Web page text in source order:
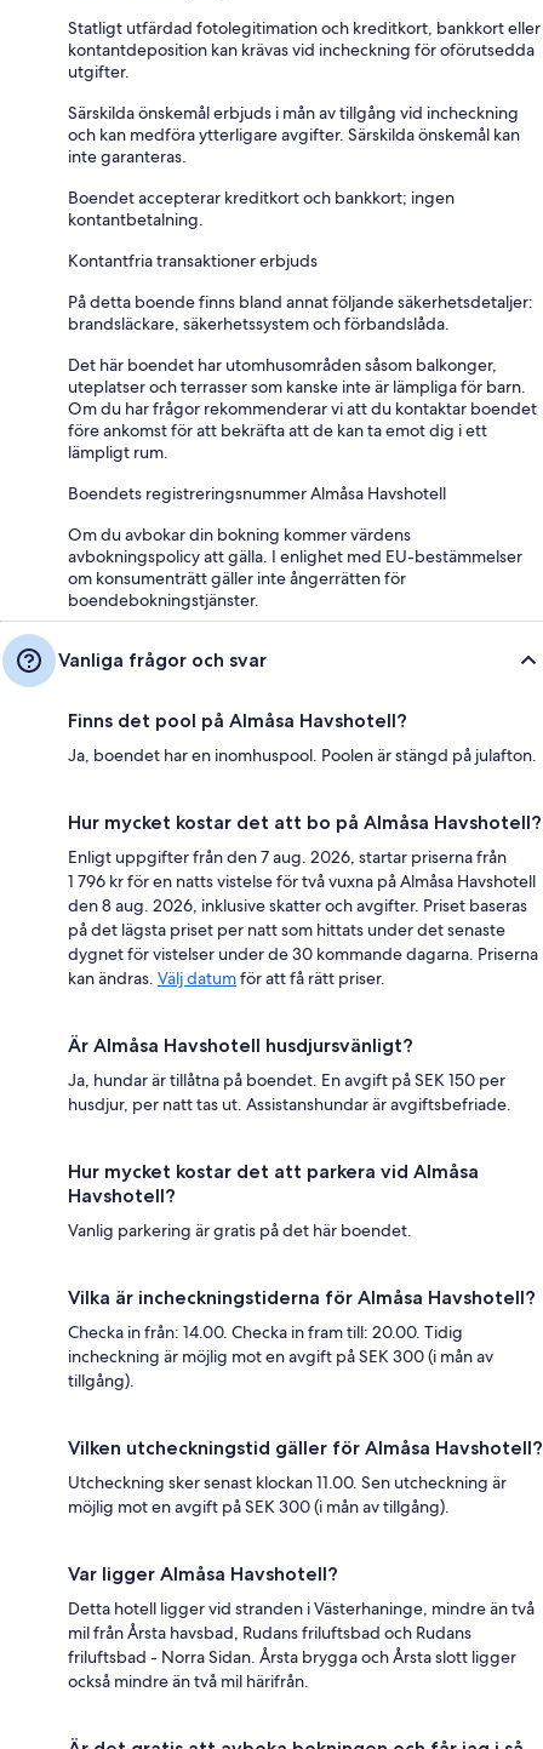
Statligt utfärdad fotolegitimation och kreditkort, bankkort eller
kontantdeposition kan krävas vid incheckning för oförutsedda
utgifter.
Särskilda önskemål erbjuds i mån av tillgång vid incheckning
och kan medföra ytterligare avgifter. Särskilda önskemål kan
inte garanteras.
Boendet accepterar kreditkort och bankkort; ingen
kontantbetalning.
Kontantfria transaktioner erbjuds
På detta boende finns bland annat följande säkerhetsdetaljer:
brandsläckare, säkerhetssystem och förbandslåda.
Det här boendet har utomhusområden såsom balkonger,
uteplatser och terrasser som kanske inte är lämpliga för barn.
Om du har frågor rekommenderar vi att du kontaktar boendet
före ankomst för att bekräfta att de kan ta emot dig i ett
lämpligt rum.
Boendets registreringsnummer Almåsa Havshotell
Om du avbokar din bokning kommer värdens
avbokningspolicy att gälla. I enlighet med EU-bestämmelser
om konsumenträtt gäller inte ångerrätten för
boendebokningstjänster.
Vanliga frågor och svar
Finns det pool på Almåsa Havshotell?
Ja, boendet har en inomhuspool. Poolen är stängd på julafton.
Hur mycket kostar det att bo på Almåsa Havshotell?
Enligt uppgifter från den 7 aug. 2026, startar priserna från
1 796 kr för en natts vistelse för två vuxna på Almåsa Havshotell
den 8 aug. 2026, inklusive skatter och avgifter. Priset baseras
på det lägsta priset per natt som hittats under det senaste
dygnet för vistelser under de 30 kommande dagarna. Priserna
kan ändras. Välj datumför att få rätt priser.
Är Almåsa Havshotell husdjursvänligt?
Ja, hundar är tillåtna på boendet. En avgift på SEK 150 per
husdjur, per natt tas ut. Assistanshundar är avgiftsbefriade.
Hur mycket kostar det att parkera vid Almåsa
Havshotell?
Vanlig parkering är gratis på det här boendet.
Vilka är incheckningstiderna för Almåsa Havshotell?
Checka in från: 14.00. Checka in fram till: 20.00. Tidig
incheckning är möjlig mot en avgift på SEK 300 (i mån av
tillgång).
Vilken utcheckningstid gäller för Almåsa Havshotell?
Utcheckning sker senast klockan 11.00. Sen utcheckning är
möjlig mot en avgift på SEK 300 (i mån av tillgång).
Var ligger Almåsa Havshotell?
Detta hotell ligger vid stranden i Västerhaninge, mindre än två
mil från Årsta havsbad, Rudans friluftsbad och Rudans
friluftsbad - Norra Sidan. Årsta brygga och Årsta slott ligger
också mindre än två mil härifrån.